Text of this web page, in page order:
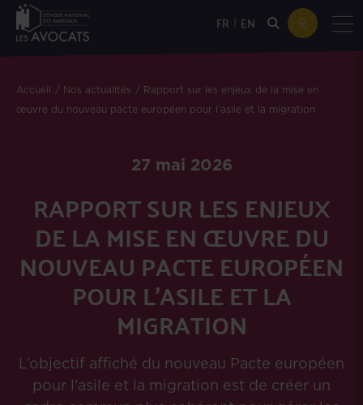
FR EN
Accueil Nos actualités
Rapport sur les enjeux de la mise en
œuvre du nouveau pacte européen pour l’asile et la migration
27 mai 2026
RAPPORT SUR LES ENJEUX
DE LA MISE EN ŒUVRE DU
NOUVEAU PACTE EUROPÉEN
POUR L’ASILE ET LA
MIGRATION
L’objectif affiché du nouveau Pacte européen
pour l’asile et la migration est de créer un